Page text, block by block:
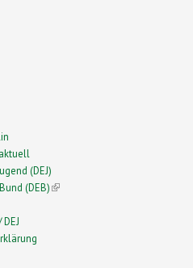
(DEJ)
(DEB)(link is external)